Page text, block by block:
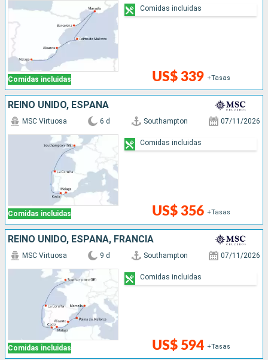
Comidas incluidas US$ 339 +Tasas
Comidas incluidas
REINO UNIDO, ESPAÑA
Comidas incluidas
MSC Virtuosa 6 d Southampton 07/11/2026
US$ 356 +Tasas
Comidas incluidas
REINO UNIDO, ESPAÑA, FRANCIA
Comidas incluidas
MSC Virtuosa 9 d Southampton 07/11/2026
US$ 594 +Tasas
Comidas incluidas